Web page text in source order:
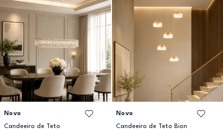
Novo
Candeeiro de Teto
Novo
Candeeiro de Teto Bion